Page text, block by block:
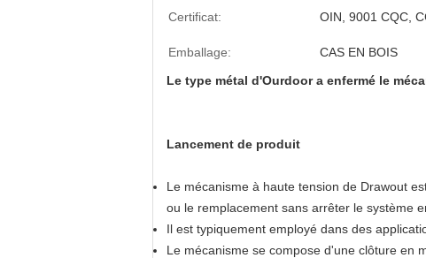
Certificat: OIN, 9001 CQC,
Emballage: CAS EN BOIS
Le type métal d'Ourdoor a enfermé le
Lancement de produit
Le mécanisme à haute tension de Drawout
ou le remplacement sans arrêter le système
Il est typiquement employé dans des
Le mécanisme se compose d'une clôture en